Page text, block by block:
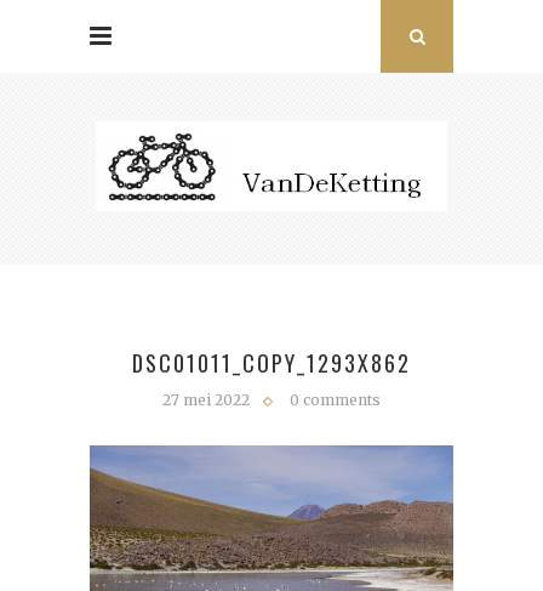
DSC01011_COPY_1293X862
27 mei 2022 0 comments